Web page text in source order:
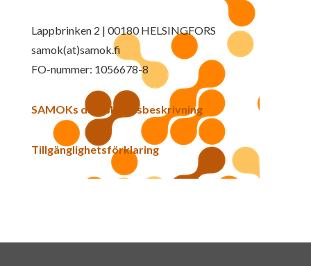
Lappbrinken 2 | 00180 HELSINGFORS
samok(at)samok.fi
FO-nummer: 1056678-8
SAMOKs dataskyddsbeskrivning
Tillgänglighetsförklaring